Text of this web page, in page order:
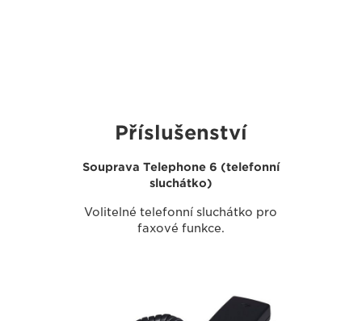
Příslušenství
Souprava Telephone 6 (telefonní
sluchátko)
Volitelné telefonní sluchátko pro
faxové funkce.